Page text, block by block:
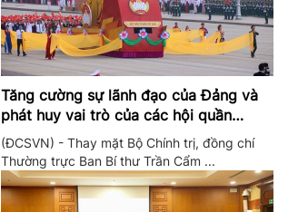
Tăng cường sự lãnh đạo của Đảng và
phát huy vai trò của các hội quần
chúng trong giai đoạn phát triển mới
(ĐCSVN) - Thay mặt Bộ Chính trị, đồng chí
Thường trực Ban Bí thư Trần Cẩm ...